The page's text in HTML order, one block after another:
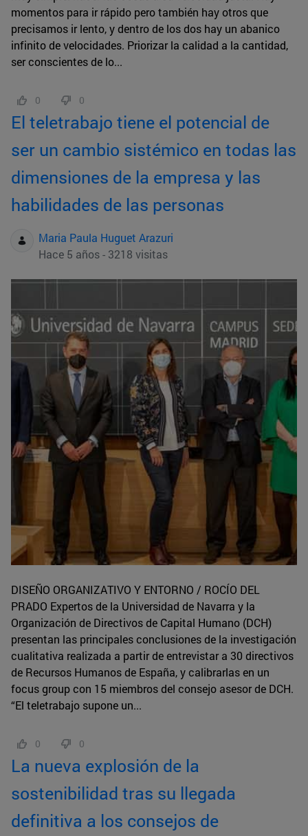
momentos para ir rápido pero también hay otros que
precisamos ir lento, y dentro de los dos hay un abanico
infinito de velocidades. Priorizar la calidad a la cantidad,
ser conscientes de lo...
0 0
El teletrabajo tiene el potencial de
ser un cambio sistémico en todas las
dimensiones de la empresa y las
habilidades de las personas
Maria Paula Huguet Arazuri
Hace 5 años - 3218 visitas
DISEÑO ORGANIZATIVO Y ENTORNO / ROCÍO DEL
PRADO Expertos de la Universidad de Navarra y la
Organización de Directivos de Capital Humano (DCH)
presentan las principales conclusiones de la investigación
cualitativa realizada a partir de entrevistar a 30 directivos
de Recursos Humanos de España, y calibrarlas en un
focus group con 15 miembros del consejo asesor de DCH.
“El teletrabajo supone un...
0 0
La nueva explosión de la
sostenibilidad tras su llegada
definitiva a los consejos de